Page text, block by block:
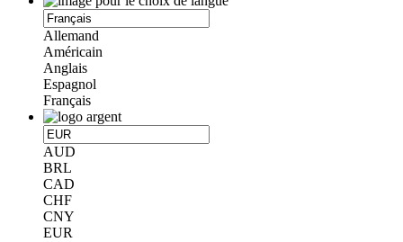
Allemand
Américain
Anglais
Espagnol
Français
AUD
BRL
CAD
CHF
CNY
EUR